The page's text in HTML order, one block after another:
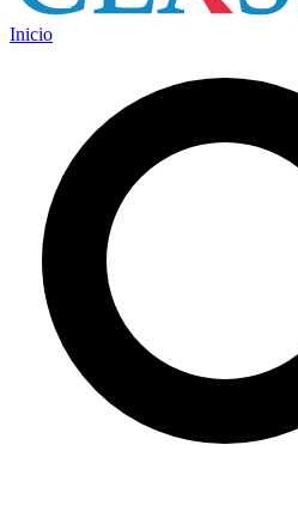
Inicio